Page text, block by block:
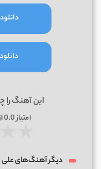
این آهنگ را
امتیاز0.0از 5
دیگر آهنگ‌های علی